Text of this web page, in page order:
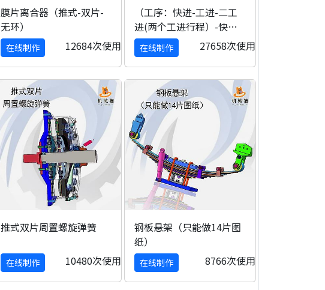
膜片离合器（推式-双片-
无环）
在线制作 12684次使用
（工序：快进-工进-二工
进(两个工进行程）-快退-
停止）液压系统
在线制作 27658次使用
推式双片周置螺旋弹簧
在线制作 10480次使用
钢板悬架（只能做14片图
纸）
在线制作 8766次使用